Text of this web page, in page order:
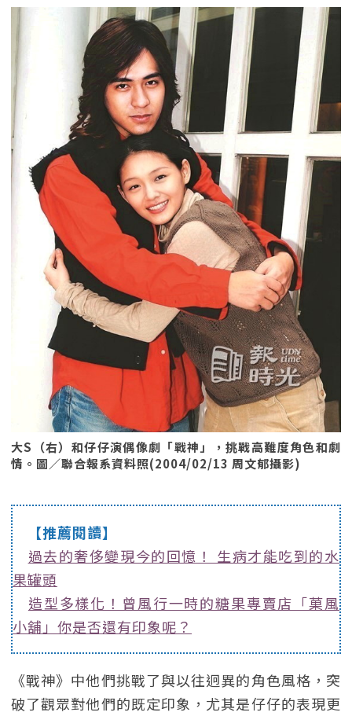
大S（右）和仔仔演偶像劇「戰神」，挑戰高難度角色和劇
情。圖／聯合報系資料照(2004/02/13 周文郁攝影)
【推薦閱讀】
過去的奢侈變現今的回憶！ 生病才能吃到的水
果罐頭
造型多樣化！曾風行一時的糖果專賣店「菓風
小舖」你是否還有印象呢？
《戰神》中他們挑戰了與以往迥異的角色風格，突
破了觀眾對他們的既定印象，尤其是仔仔的表現更